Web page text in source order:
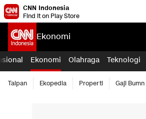
CNN Indonesia
Find it on Play Store
Ekonomi
Ekonomi Olahraga Teknologi
Taipan Ekopedia Properti Gaji Bumn